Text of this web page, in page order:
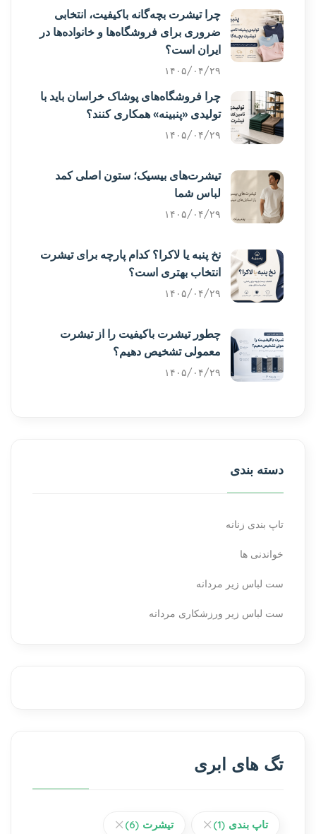
چرا تیشرت بچه‌گانه باکیفیت، انتخابی
ضروری برای فروشگاه‌ها و خانواده‌ها در
ایران است؟
۱۴۰۵/۰۴/۲۹
چرا فروشگاه‌های پوشاک خراسان باید با
تولیدی «پنبینه» همکاری کنند؟
۱۴۰۵/۰۴/۲۹
تیشرت‌های بیسیک؛ ستون اصلی کمد
لباس شما
۱۴۰۵/۰۴/۲۹
نخ پنبه یا لاکرا؟ کدام پارچه برای تیشرت
انتخاب بهتری است؟
۱۴۰۵/۰۴/۲۹
چطور تیشرت باکیفیت را از تیشرت
معمولی تشخیص دهیم؟
۱۴۰۵/۰۴/۲۹
دسته بندی
تاپ بندی زنانه
خواندنی ها
ست لباس زیر مردانه
ست لباس زیر ورزشکاری مردانه
تگ های ابری
تاپ بندی (1) تیشرت (6)